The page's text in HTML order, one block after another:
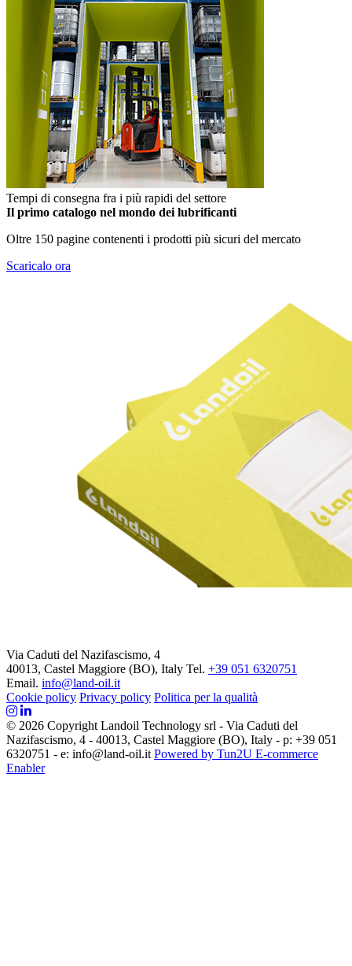
Tempi di consegna fra i più rapidi del settore
Il primo catalogo nel mondo dei lubrificanti
Oltre 150 pagine contenenti i prodotti più sicuri del mercato
Scaricalo ora
Via Caduti del Nazifascismo, 4
40013, Castel Maggiore (BO), Italy Tel. +39 051 6320751
Email. info@land-oil.it
Cookie policy Privacy policy Politica per la qualità
© 2026 Copyright Landoil Technology srl - Via Caduti del
Nazifascismo, 4 - 40013, Castel Maggiore (BO), Italy - p: +39 051
6320751 - e: info@land-oil.it Powered by Tun2U E-commerce
Enabler